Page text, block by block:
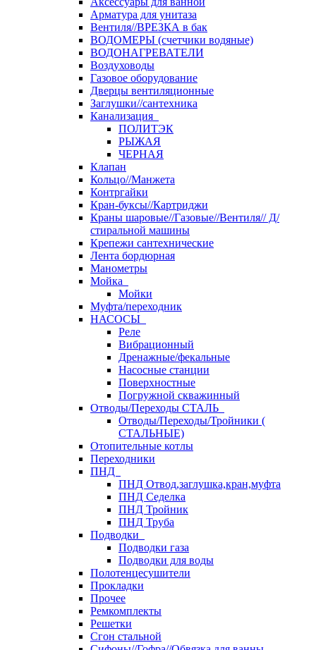
Арматура для унитаза
Вентиля//ВРЕЗКА в бак
ВОДОМЕРЫ (счетчики водяные)
ВОДОНАГРЕВАТЕЛИ
Воздуховоды
Газовое оборудование
Дверцы вентиляционные
Заглушки//сантехника
Канализация
ПОЛИТЭК
РЫЖАЯ
ЧЕРНАЯ
Клапан
Кольцо//Манжета
Контргайки
Кран-буксы//Картриджи
Краны шаровые//Газовые//Вентиля// Д/
стиральной машины
Крепежи сантехнические
Лента бордюрная
Манометры
Мойка
Мойки
Муфта/переходник
НАСОСЫ
Реле
Вибрационный
Дренажные/фекальные
Насосные станции
Поверхностные
Погружной скважинный
Отводы/Переходы СТАЛЬ
Отводы/Переходы/Тройники (
СТАЛЬНЫЕ)
Отопительные котлы
Переходники
ПНД
ПНД Отвод,заглушка,кран,муфта
ПНД Седелка
ПНД Тройник
ПНД Труба
Подводки
Подводки газа
Подводки для воды
Полотенцесушители
Прокладки
Прочее
Ремкомплекты
Решетки
Сгон стальной